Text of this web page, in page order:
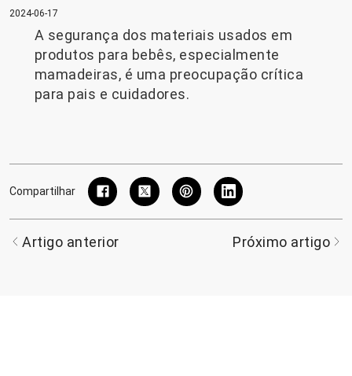
2024-06-17
A segurança dos materiais usados ​​em
produtos para bebês, especialmente
mamadeiras, é uma preocupação crítica
para pais e cuidadores.
Compartilhar
Artigo anterior Próximo artigo